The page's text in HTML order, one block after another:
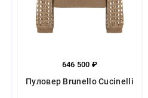
646 500 ₽
Пуловер Brunello Cucinelli